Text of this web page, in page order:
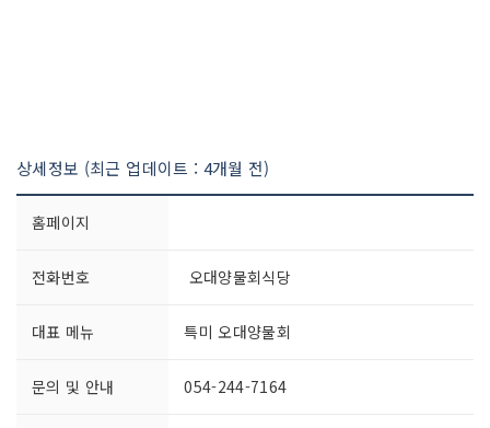
상세정보 (최근 업데이트 : 4개월 전)
홈페이지
전화번호 오대양물회식당
대표 메뉴 특미 오대양물회
문의 및 안내 054-244-7164